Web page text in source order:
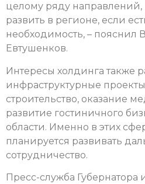
целому ряду
развить в регионе, если
необходимость, – пояснил
Евтушенков.
Интересы холдинга также
инфраструктурные
строительство, оказание
развитие гостиничного
области. Именно в этих
планируется развивать
сотрудничество.
Пресс-служба Губернатора